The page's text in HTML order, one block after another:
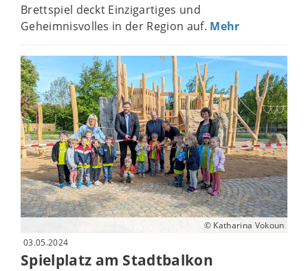
Brettspiel deckt Einzigartiges und
Geheimnisvolles in der Region auf. Mehr
© Katharina Vokoun
03.05.2024
Spielplatz am Stadtbalkon